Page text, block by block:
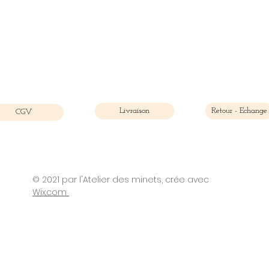
©2021 par Atelier des minets. Créé avec Wix.com
CGV Livraison Retour - Echange
© 2021 par l'Atelier des minets, crée avec
Wix.com